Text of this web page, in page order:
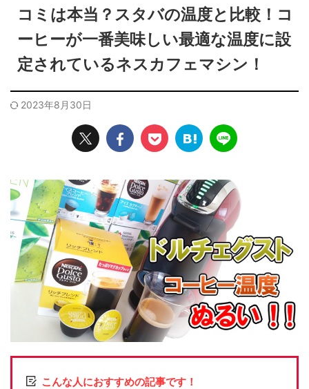
コミは本当？スタバの温度と比較！コ
ーヒーが一番美味しい最適な温度に設
定されているネスカフェマシン！
2023年8月30日
こんな人におすすめの記事です！